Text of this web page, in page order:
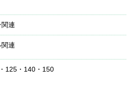
連
連
125・140・150